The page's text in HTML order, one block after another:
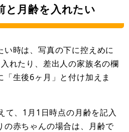
と月齢を入れたい
時は、写真の下に控えめに
れたり、差出人の家族名の欄
生後6ヶ月」と付け加えま
て、1月1日時点の月齢を記入
の赤ちゃんの場合は、月齢で